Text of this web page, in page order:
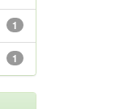
1
1